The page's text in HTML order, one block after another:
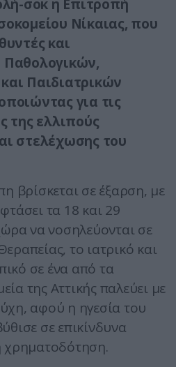
σοκ η Επιτροπή
Νίκαιας, που
και
Παθολογικών,
Παιδιατρικών
για τις
της ελλιπούς
στελέχωσης του
βρίσκεται σε έξαρση, με
τα 18 και 29
να νοσηλεύονται σε
το ιατρικό και
σε ένα από τα
της Αττικής παλεύει με
αφού η ηγεσία του
σε επικίνδυνα
χρηματοδότηση.